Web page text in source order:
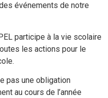
événements de notre
participe à la vie scolaire
les actions pour le
pas une obligation
au cours de l’année